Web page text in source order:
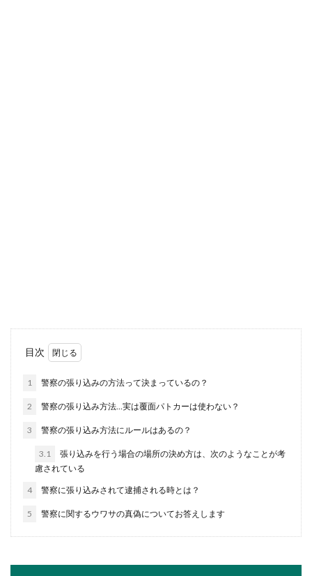
も出来ずに自分が好きなファッションもすること
が出来ません...
職場にいるうるさい人への対処法。相
目次
1 警察の張り込みの方法って決まっているの？
2 警察の張り込み方法…実は覆面パトカーは使わない？
3 警察の張り込み方法にルールはあるの？
3.1
張り込みを行う場合の場所の決め方は、次のようなことが考
慮されている
4 警察に張り込みされて逮捕される時とは？
5 警察に関するウワサの真偽についてお答えします